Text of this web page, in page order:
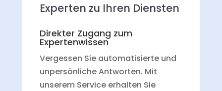
Experten zu Ihren Diensten
Direkter Zugang zum
Expertenwissen
Vergessen Sie automatisierte und
unpersönliche Antworten. Mit
unserem Service erhalten Sie